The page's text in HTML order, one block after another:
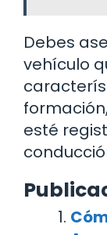
Debes
vehículo
esté